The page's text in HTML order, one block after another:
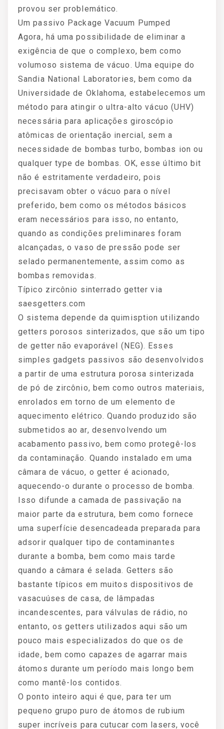
provou ser problemático.
Um passivo Package Vacuum Pumped
Agora, há uma possibilidade de eliminar a
exigência de que o complexo, bem como
volumoso sistema de vácuo. Uma equipe do
Sandia National Laboratories, bem como da
Universidade de Oklahoma, estabelecemos um
método para atingir o ultra-alto vácuo (UHV)
necessária para aplicações giroscópio
atômicas de orientação inercial, sem a
necessidade de bombas turbo, bombas ion ou
qualquer type de bombas. OK, esse último bit
não é estritamente verdadeiro, pois
precisavam obter o vácuo para o nível
preferido, bem como os métodos básicos
eram necessários para isso, no entanto,
quando as condições preliminares foram
alcançadas, o vaso de pressão pode ser
selado permanentemente, assim como as
bombas removidas.
Típico zircônio sinterrado getter via
saesgetters.com
O sistema depende da quimisption utilizando
getters porosos sinterizados, que são um tipo
de getter não evaporável (NEG). Esses
simples gadgets passivos são desenvolvidos
a partir de uma estrutura porosa sinterizada
de pó de zircônio, bem como outros materiais,
enrolados em torno de um elemento de
aquecimento elétrico. Quando produzido são
submetidos ao ar, desenvolvendo um
acabamento passivo, bem como protegê-los
da contaminação. Quando instalado em uma
câmara de vácuo, o getter é acionado,
aquecendo-o durante o processo de bomba.
Isso difunde a camada de passivação na
maior parte da estrutura, bem como fornece
uma superfície desencadeada preparada para
adsorir qualquer tipo de contaminantes
durante a bomba, bem como mais tarde
quando a câmara é selada. Getters são
bastante típicos em muitos dispositivos de
vasacuúses de casa, de lâmpadas
incandescentes, para válvulas de rádio, no
entanto, os getters utilizados aqui são um
pouco mais especializados do que os de
idade, bem como capazes de agarrar mais
átomos durante um período mais longo bem
como mantê-los contidos.
O ponto inteiro aqui é que, para ter um
pequeno grupo puro de átomos de rubium
super incríveis para cutucar com lasers, você